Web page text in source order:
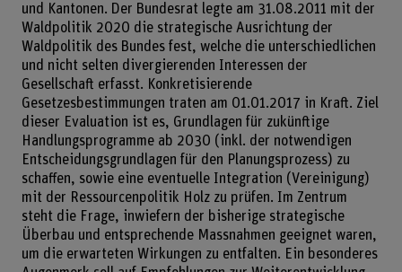
und Kantonen. Der Bundesrat legte am 31.08.2011 mit der
Waldpolitik 2020 die strategische Ausrichtung der
Waldpolitik des Bundes fest, welche die unterschiedlichen
und nicht selten divergierenden Interessen der
Gesellschaft erfasst. Konkretisierende
Gesetzesbestimmungen traten am 01.01.2017 in Kraft. Ziel
dieser Evaluation ist es, Grundlagen für zukünftige
Handlungsprogramme ab 2030 (inkl. der notwendigen
Entscheidungsgrundlagen für den Planungsprozess) zu
schaffen, sowie eine eventuelle Integration (Vereinigung)
mit der Ressourcenpolitik Holz zu prüfen. Im Zentrum
steht die Frage, inwiefern der bisherige strategische
Überbau und entsprechende Massnahmen geeignet waren,
um die erwarteten Wirkungen zu entfalten. Ein besonderes